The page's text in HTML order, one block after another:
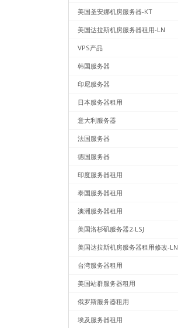
美国圣安娜机房服务器-KT
美国达拉斯机房服务器租用-LN
VPS产品
韩国服务器
印尼服务器
日本服务器租用
意大利服务器
法国服务器
德国服务器
印度服务器租用
泰国服务器租用
澳洲服务器租用
美国洛杉矶服务器2-LSJ
美国达拉斯机房服务器租用修改-LN
台湾服务器租用
美国站群服务器租用
俄罗斯服务器租用
埃及服务器租用